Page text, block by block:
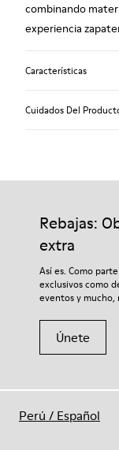
combinando
experiencia
Características
Plantilla de PU
Forro
Cuidados Del
Nuestros zapatos
adecuados para
garantizará que
Si deseas
tu par, visita
Rebajas:
extra
Así es. Como
exclusivos como
eventos y mucho,
Únete
Perú / Español